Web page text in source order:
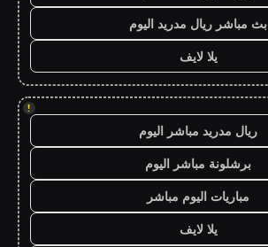
بث مباشر ريال مدريد اليوم
يلا لايف
!
ريال مدريد مباشر اليوم
برشلونة مباشر اليوم
مباريات اليوم مباشر
يلا لايف